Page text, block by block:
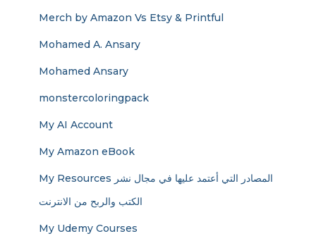
Merch by Amazon Vs Etsy & Printful
Mohamed A. Ansary
Mohamed Ansary
monstercoloringpack
My AI Account
My Amazon eBook
My Resources المصادر التي أعتمد عليها في مجال نشر
الكتب والربح من الانترنت
My Udemy Courses